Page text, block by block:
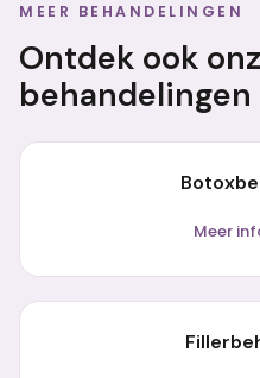
MEER BEHANDELINGEN
Ontdek ook
behandelingen
Meer